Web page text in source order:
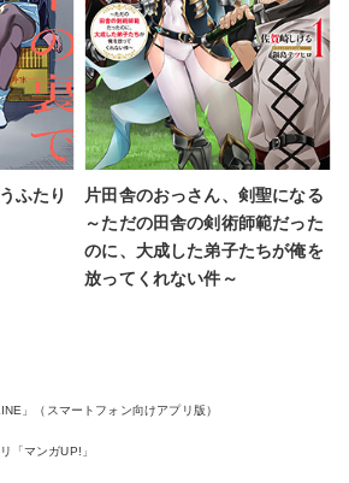
ふたり
片田舎のおっさん、剣聖になる
～ただの田舎の剣術師範だった
のに、大成した弟子たちが俺を
放ってくれない件～
」（スマートフォン向けアプリ版）
「マンガUP! 」